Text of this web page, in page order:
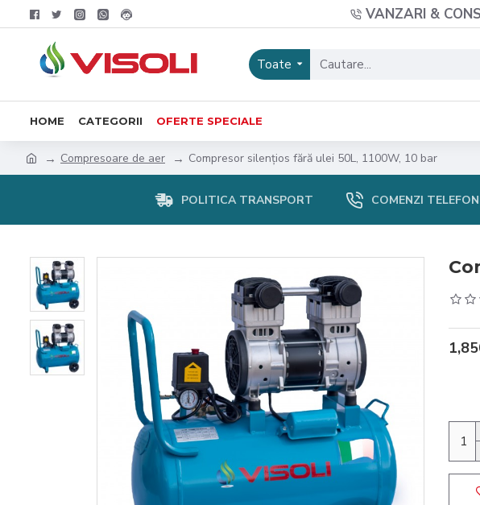
VANZARI &
Toate
HOME CATEGORII OFERTE SPECIALE
Compresoare de aer Compresor silențios fără ulei 50L, 1100W, 10 bar
POLITICA TRANSPORT COMENZI